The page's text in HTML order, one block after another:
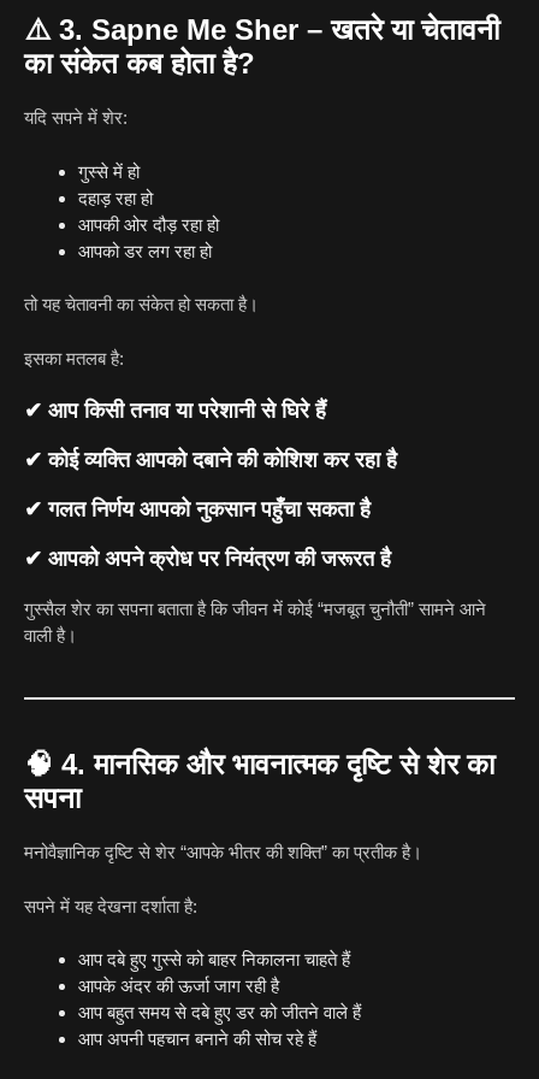
⚠️ 3. Sapne Me Sher – खतरे या चेतावनी
का संकेत कब होता है?
यदि सपने में शेर:
गुस्से में हो
दहाड़ रहा हो
आपकी ओर दौड़ रहा हो
आपको डर लग रहा हो
तो यह चेतावनी का संकेत हो सकता है।
इसका मतलब है:
✔ आप किसी तनाव या परेशानी से घिरे हैं
✔ कोई व्यक्ति आपको दबाने की कोशिश कर रहा है
✔ गलत निर्णय आपको नुकसान पहुँचा सकता है
✔ आपको अपने क्रोध पर नियंत्रण की जरूरत है
गुस्सैल शेर का सपना बताता है कि जीवन में कोई “मजबूत चुनौती” सामने आने
वाली है।
🧠 4. मानसिक और भावनात्मक दृष्टि से शेर का
सपना
मनोवैज्ञानिक दृष्टि से शेर “आपके भीतर की शक्ति” का प्रतीक है।
सपने में यह देखना दर्शाता है:
आप दबे हुए गुस्से को बाहर निकालना चाहते हैं
आपके अंदर की ऊर्जा जाग रही है
आप बहुत समय से दबे हुए डर को जीतने वाले हैं
आप अपनी पहचान बनाने की सोच रहे हैं